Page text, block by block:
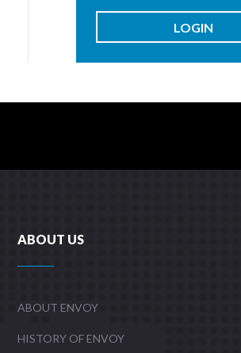
LOGIN
ABOUT US
ABOUT ENVOY
HISTORY OF ENVOY